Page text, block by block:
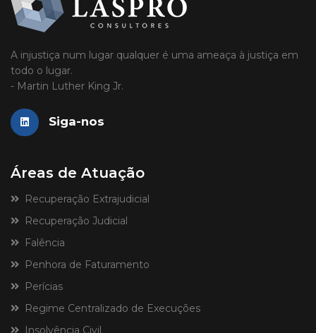
A injustiça num lugar qualquer é uma ameaça à justiça em
todo o lugar.
- Martin Luther King Jr.
Siga-nos
Áreas de Atuação
Recuperação Extrajudicial
Recuperação Judicial
Falência
Penhora de Faturamento
Perícias
Regime Centralizado de Execuções
Insolvência Civil